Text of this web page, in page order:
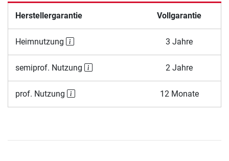
Herstellergarantie Vollgarantie
Heimnutzung 3 Jahre
semiprof. Nutzung 2 Jahre
prof. Nutzung 12 Monate